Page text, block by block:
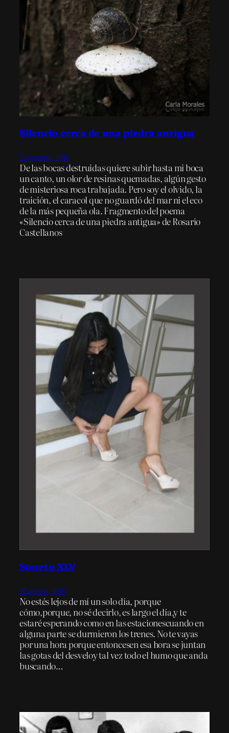
Silencio cerca de una piedra antigua
22 octubre, 2016
De las bocas destruidas quiere subir hasta mi boca
un canto, un olor de resinas quemadas, algún gesto
de misteriosa roca trabajada. Pero soy el olvido, la
traición, el caracol que no guardó del mar ni el eco
de la más pequeña ola. Fragmento del poema
«Silencio cerca de una piedra antigua» de Rosario
Castellanos
Soneto XLV
27 agosto, 2016
No estés lejos de mí un solo día, porque
cómo,porque, no sé decirlo, es largo el día,y te
estaré esperando como en las estacionescuando en
alguna parte se durmieron los trenes. No te vayas
por una hora porque entoncesen esa hora se juntan
las gotas del desveloy tal vez todo el humo que anda
buscando…